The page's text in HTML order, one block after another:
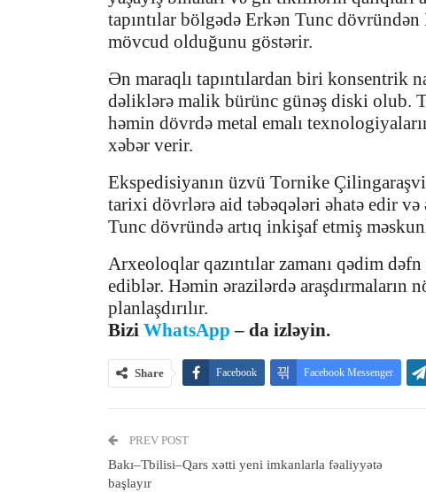
tapıntılar bölgədə Erkən Tunc dövründən
mövcud olduğunu göstərir.
Ən maraqlı tapıntılardan biri konsentrik
dəliklərə malik bürünc günəş diski olub.
həmin dövrdə metal emalı
xəbər verir.
Ekspedisiyanın üzvü Tornike
tarixi dövrlərə aid təbəqələri əhatə edir
Tunc dövründə artıq inkişaf etmiş
Arxeoloqlar qazıntılar zamanı qədim
ediblər. Həmin ərazilərdə araşdırmaların
planlaşdırılır.
Bizi WhatsApp – da izləyin.
Share Facebook Facebook Messenger
PREV POST
Bakı–Tbilisi–Qars xətti yeni imkanlarla fəaliyyətə
başlayır